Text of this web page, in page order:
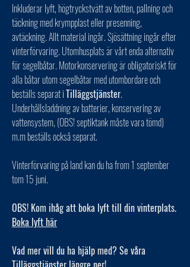
Inkluderar lyft, högtryckstvätt av botten, pallning och
täckning med krympplast eller presenning,
avtäckning. Allt material ingår. Sjösättning ingår efter
vinterförvaring. Utomhusplats är vårt enda alternativ
för segelbåtar. Motorkonservering är obligatoriskt för
alla båtar utom segelbåtar med utombordare och
beställs separat iTilläggstjänster.
Underhållsladdning av batterier, konservering av
vattensystem, (OBS! septiktank måste vara tömd)
m.m beställs också separat.
Vinterförvaring på land kan du ha from 1 september
tom 15 juni.
OBS! Kom ihåg att boka lyft till din vinterplats.
Boka lyft här
Vad mer vill du ha hjälp med? Se våra